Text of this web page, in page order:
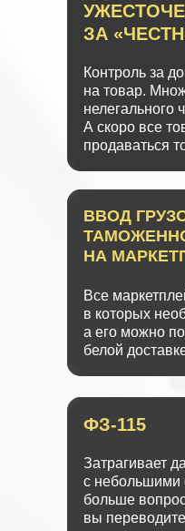
ВВОД
НА
Все
в которых
а его можно
белой
Контроль за
на товар.
нелегального
А скоро все
продаваться
ЗА
ФЗ-115
Затрагивает
с небольшими
больше
вы